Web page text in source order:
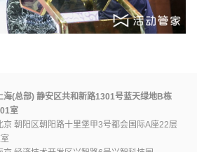
海(总部) 静安区共和新路1301号蓝天绿地B栋
室
京 朝阳区朝阳路十里堡甲3号都会国际A座22层